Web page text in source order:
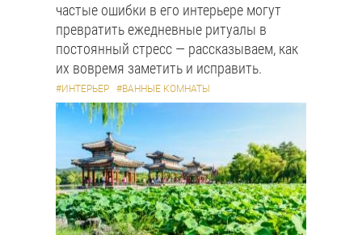
частые ошибки в его интерьере могут
превратить ежедневные ритуалы в
постоянный стресс — рассказываем, как
их вовремя заметить и исправить.
#ИНТЕРЬЕР #ВАННЫЕ КОМНАТЫ